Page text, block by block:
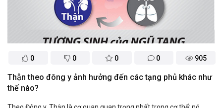
0 0 0 0 905
Thận theo đông y ảnh hưởng đến các tạng phủ khác như
thế nào?